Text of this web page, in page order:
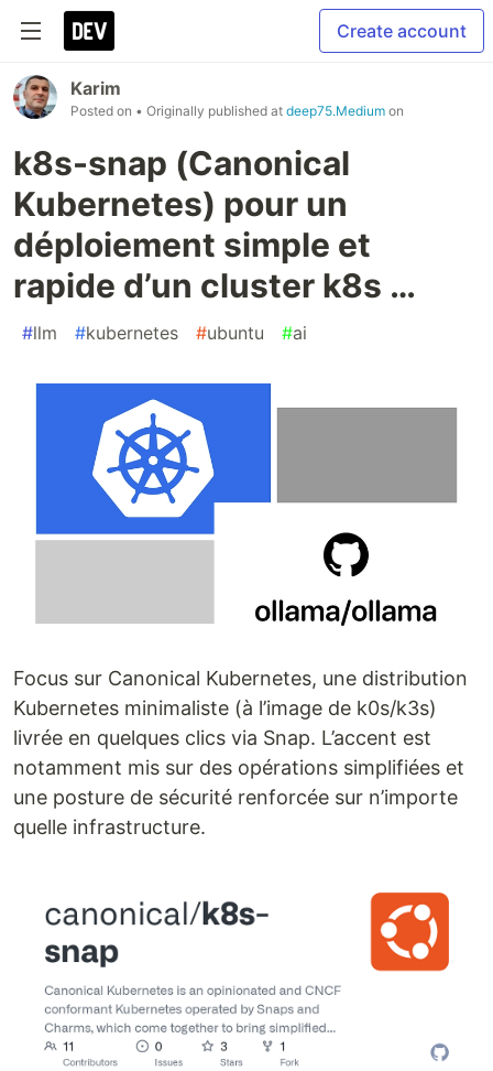
Create account
Karim
Posted on • Originally published at deep75.Medium on
k8s-snap (Canonical
Kubernetes) pour un
déploiement simple et
rapide d’un cluster k8s …
#llm #kubernetes #ubuntu #ai
Focus sur Canonical Kubernetes, une distribution
Kubernetes minimaliste (à l’image de k0s/k3s)
livrée en quelques clics via Snap. L’accent est
notamment mis sur des opérations simplifiées et
une posture de sécurité renforcée sur n’importe
quelle infrastructure.